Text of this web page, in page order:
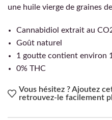
une huile vierge de graines
Cannabidiol extrait au
Goût naturel
1 goutte contient environ
0% THC
Vous hésitez ? Ajoutez
retrouvez-le facilement